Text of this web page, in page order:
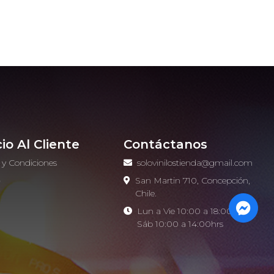
Al Cliente
Condiciones
Contáctanos
solovinilostienda@gmail.com
San Martin 710, Concepción,
Chile.
Lun a Vie 10:00 a 18:00hrs -
Sáb 10:00 a 14:00hrs